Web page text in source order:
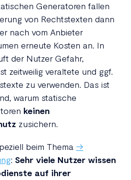
Generatoren fallen
von Rechtstexten dann
nach vom Anbieter
erneute Kosten an. In
der Nutzer Gefahr,
zeitweilig veraltete und ggf.
zu verwenden. Das ist
warum statische
keinen
zusichern.
beim Thema →
: Sehr viele Nutzer wissen
auf ihrer